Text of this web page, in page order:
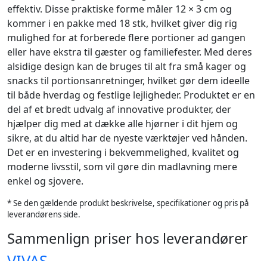
effektiv. Disse praktiske forme måler 12 × 3 cm og
kommer i en pakke med 18 stk, hvilket giver dig rig
mulighed for at forberede flere portioner ad gangen
eller have ekstra til gæster og familiefester. Med deres
alsidige design kan de bruges til alt fra små kager og
snacks til portionsanretninger, hvilket gør dem ideelle
til både hverdag og festlige lejligheder. Produktet er en
del af et bredt udvalg af innovative produkter, der
hjælper dig med at dække alle hjørner i dit hjem og
sikre, at du altid har de nyeste værktøjer ved hånden.
Det er en investering i bekvemmelighed, kvalitet og
moderne livsstil, som vil gøre din madlavning mere
enkel og sjovere.
* Se den gældende produkt beskrivelse, specifikationer og pris på
leverandørens side.
Sammenlign priser hos leverandører